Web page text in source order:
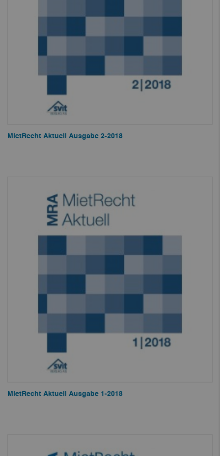
MietRecht Aktuell Ausgabe 2-2018
MietRecht Aktuell Ausgabe 1-2018